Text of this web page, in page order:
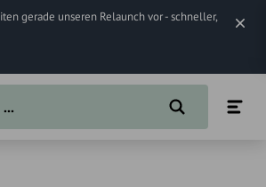
gerade unseren Relaunch vor - schneller,